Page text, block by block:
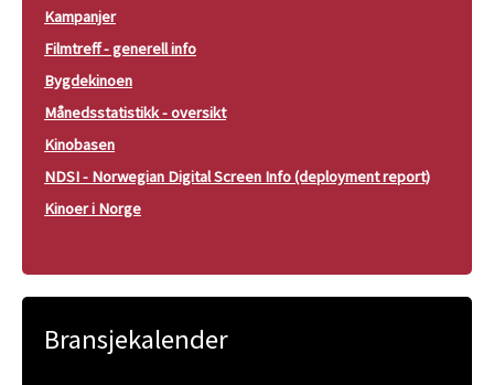
Kampanjer
Filmtreff - generell info
Bygdekinoen
Månedsstatistikk - oversikt
Kinobasen
NDSI - Norwegian Digital Screen Info (deployment report)
Kinoer i Norge
Bransjekalender